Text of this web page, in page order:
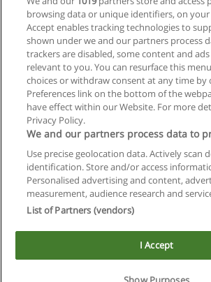
Reglas de uso
Privacidad de datos
Contactar con Educaedu
Copyright © Educaedu Business S.L. - CIF :
www.educaedu.com.ar
browsing data or unique identifiers, on your
Accept enables tracking technologies to
shown under we and our partners process
trackers are disabled, some content and
relevant to you. You can resurface this
choices or withdraw consent at any time by
Preferences link on the bottom of the
have effect within our Website. For more
Privacy Policy.
We and our partners process data to
Use precise geolocation data. Actively scan
identification. Store and/or access
Personalised advertising and content,
measurement, audience research and
List of Partners (vendors)
I Accept